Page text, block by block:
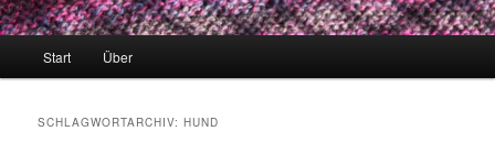
Start Über
SCHLAGWORTARCHIV:HUND